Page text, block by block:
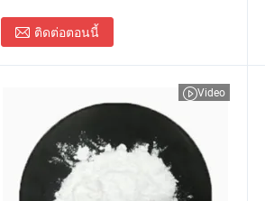
ติดต่อตอนนี้
Video